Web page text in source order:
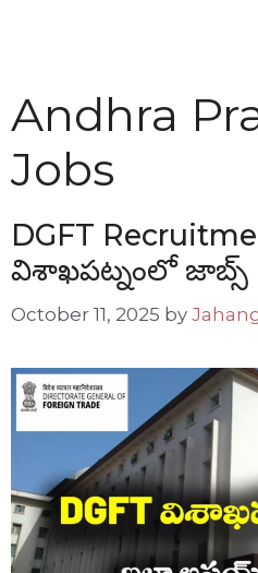
Andhra
Jobs
DGFT
విశాఖపట్నంలో జాబ్స్
October 11, 2025 by